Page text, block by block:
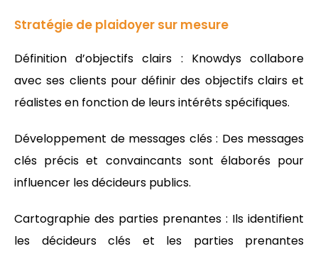
Stratégie de plaidoyer sur mesure
Définition d’objectifs clairs : Knowdys collabore
avec ses clients pour définir des objectifs clairs et
réalistes en fonction de leurs intérêts spécifiques.
Développement de messages clés : Des messages
clés précis et convaincants sont élaborés pour
influencer les décideurs publics.
Cartographie des parties prenantes : Ils identifient
les décideurs clés et les parties prenantes